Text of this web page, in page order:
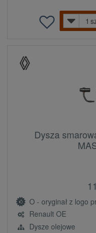
Dysza
O - oryginał z logo
Renault OE
Dysze olejowe